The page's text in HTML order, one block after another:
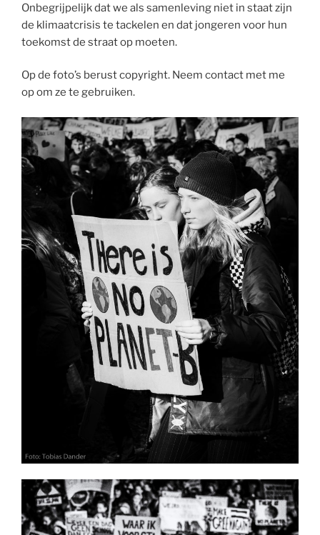
Onbegrijpelijk dat we als samenleving niet in staat zijn
de klimaatcrisis te tackelen en dat jongeren voor hun
toekomst de straat op moeten.
Op de foto’s berust copyright. Neem contact met me
op om ze te gebruiken.